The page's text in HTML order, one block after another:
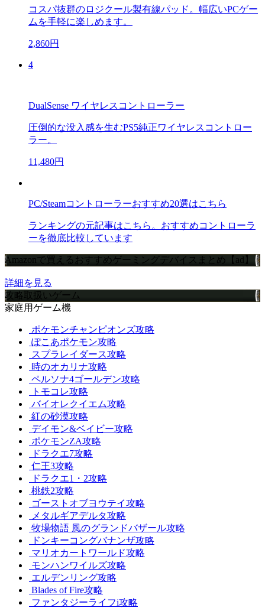
コスパ抜群のロジクール製有線パッド。幅広いPCゲー
ムを手軽に楽しめます。
2,860円
4
DualSense ワイヤレスコントローラー
圧倒的な没入感を生むPS5純正ワイヤレスコントロー
ラー。
11,480円
PC/Steamコントローラーおすすめ20選はこちら
ランキングの元記事はこちら。おすすめコントローラ
ーを徹底比較しています
Amazonで買えるおすすめゲーミングデバイスまとめ【ad】
詳細を見る
攻略取扱いゲーム
家庭用ゲーム機
ポケモンチャンピオンズ攻略
ぽこあポケモン攻略
スプラレイダース攻略
時のオカリナ攻略
ペルソナ4ゴールデン攻略
トモコレ攻略
バイオレクイエム攻略
紅の砂漠攻略
デイモン&ベイビー攻略
ポケモンZA攻略
ドラクエ7攻略
仁王3攻略
ドラクエ1・2攻略
桃鉄2攻略
ゴーストオブヨウテイ攻略
メタルギアデルタ攻略
牧場物語 風のグランドバザール攻略
ドンキーコングバナンザ攻略
マリオカートワールド攻略
モンハンワイルズ攻略
エルデンリング攻略
Blades of Fire攻略
ファンタジーライフi攻略